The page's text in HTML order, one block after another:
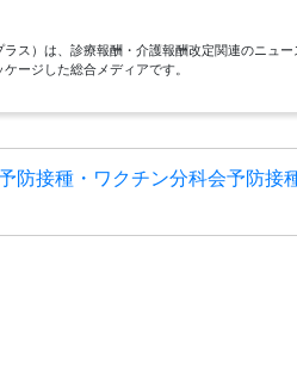
ス）は、診療報酬・介護報酬改定関連のニュー
ージした総合メディアです。
防接種・ワクチン分科会予防